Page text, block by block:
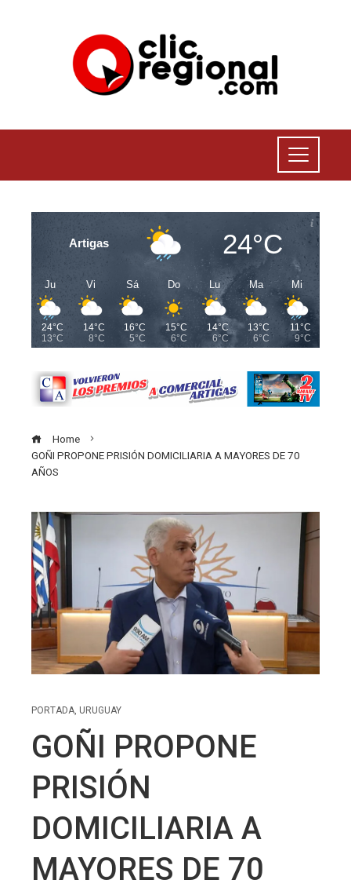
Artigas 24°C
Ju
24°C
13°C
Vi
14°C
8°C
Sá
16°C
5°C
Do
15°C
6°C
Lu
14°C
6°C
Ma
13°C
6°C
Mi
11°C
9°C
Home
GOÑI PROPONE PRISIÓN DOMICILIARIA A MAYORES DE 70
AÑOS
PORTADA, URUGUAY
GOÑI PROPONE
PRISIÓN
DOMICILIARIA A
MAYORES DE 70